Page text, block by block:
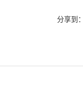
分享到：